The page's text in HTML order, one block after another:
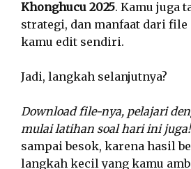
Khonghucu 2025. Kamu juga
strategi, dan manfaat dari file
kamu edit sendiri.
Jadi, langkah selanjutnya?
Download file-nya, pelajari
mulai latihan soal hari ini juga!
sampai besok, karena hasil
langkah kecil yang kamu